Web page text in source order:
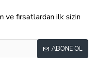
ve fırsatlardan ilk sizin
ABONE OL